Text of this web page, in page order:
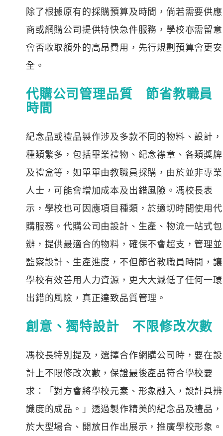
除了根據原有的採購預算及時間，倘若需要供應
商或網購公司提供特快急件服務，學校亦需留意
會否收取額外的高昂費用，先行規劃預算會更安
全。
代購公司管理品質 節省教職員
時間
紀念品或禮品製作涉及多款不同的物料、設計，
種類繁多，包括畢業禮物、紀念襟章、各類獎牌
及禮盒等，如單單由教職員採購，由於並非專業
人士，可能會增加成本及出錯風險。馮校長表
示，學校也可因應項目種類，於適切時間使用代
購服務。代購公司由設計、生產、物流一站式包
辦，提供最適合的物料，確保不會超支，管理並
監察設計、生產進度，不但節省教職員時間，讓
學校有效善用人力資源，更大大減低了任何一環
出錯的風險，真正達致品質管理。
創意、獨特設計 不限修改次數
馮校長特別提及，選擇合作網購公司時，要在設
計上不限修改次數，保證最後產品符合學校要
求：「對方會將學校元素、形象融入，設計具辨
識度的成品。」透過製作精美的紀念品及禮品，
於大型場合、開放日作出展示，推廣學校形象。